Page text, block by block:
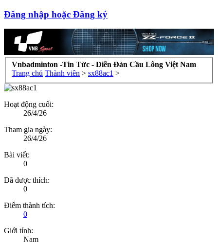
Đăng nhập hoặc Đăng ký
Vnbadminton -Tin Tức - Diễn Đàn Cầu Lông Việt Nam
Trang chủ Thành viên > sx88ac1 >
Hoạt động cuối:
26/4/26
Tham gia ngày:
26/4/26
Bài viết:
0
Đã được thích:
0
Điểm thành tích:
0
Giới tính:
Nam